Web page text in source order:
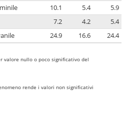
10.1 5.4
5.9
7.2 4.2
5.4
24.9 16.6 24.4
valore nullo o poco significativo del
rende i valori non significativi